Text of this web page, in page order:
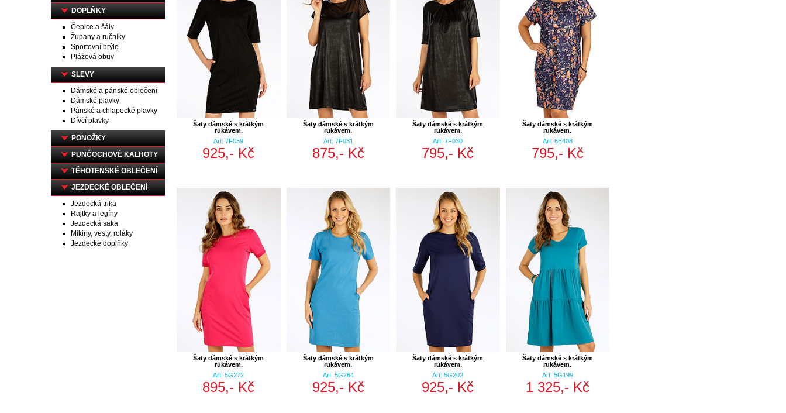
DOPLŇKY
Čepice a šály
Župany a ručníky
Sportovní brýle
Plážová obuv
SLEVY
Dámské a pánské oblečení
Dámské plavky
Pánské a chlapecké plavky
Dívčí plavky
PONOŽKY
PUNČOCHOVÉ KALHOTY
TĚHOTENSKÉ OBLEČENÍ
JEZDECKÉ OBLEČENÍ
Jezdecká trika
Rajtky a legíny
Jezdecká saka
Mikiny, vesty, roláky
Jezdecké doplňky
Šaty dámské s krátkým
rukávem.
Art: 7F059
925,- Kč
Šaty dámské s krátkým
rukávem.
Art: 7F031
875,- Kč
Šaty dámské s krátkým
rukávem.
Art: 7F030
795,- Kč
Šaty dámské s krátkým
rukávem.
Art: 6E408
795,- Kč
Šaty dámské s krátkým
rukávem.
Art: 5G272
895,- Kč
Šaty dámské s krátkým
rukávem.
Art: 5G264
925,- Kč
Šaty dámské s krátkým
rukávem.
Art: 5G202
925,- Kč
Šaty dámské s krátkým
rukávem.
Art: 5G199
1 325,- Kč